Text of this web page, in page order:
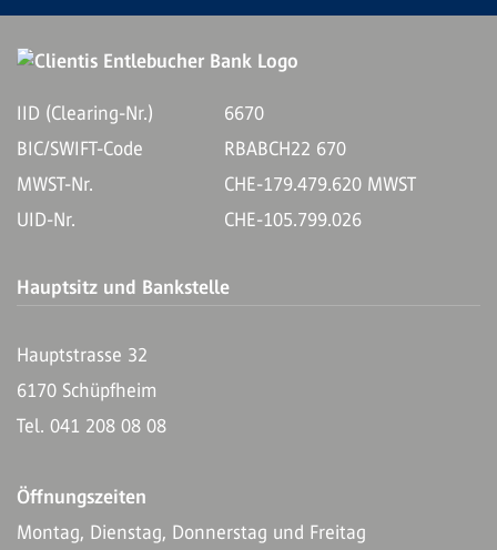
IID (Clearing-Nr.)
6670
BIC/SWIFT-Code
RBABCH22 670
MWST-Nr.
CHE-179.479.620 MWST
UID-Nr.
CHE-105.799.026
Hauptsitz und Bankstelle
Hauptstrasse 32
6170 Schüpfheim
Tel. 041 208 08 08
Öffnungszeiten
Montag, Dienstag, Donnerstag und Freitag